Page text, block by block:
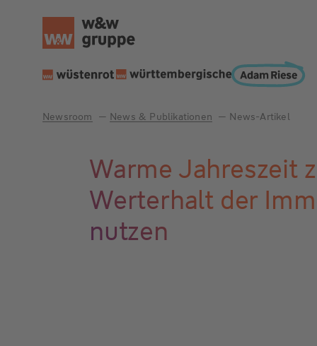
Newsroom News & Publikationen News-Artikel
Warme Jahreszeit
Werterhalt der
nutzen